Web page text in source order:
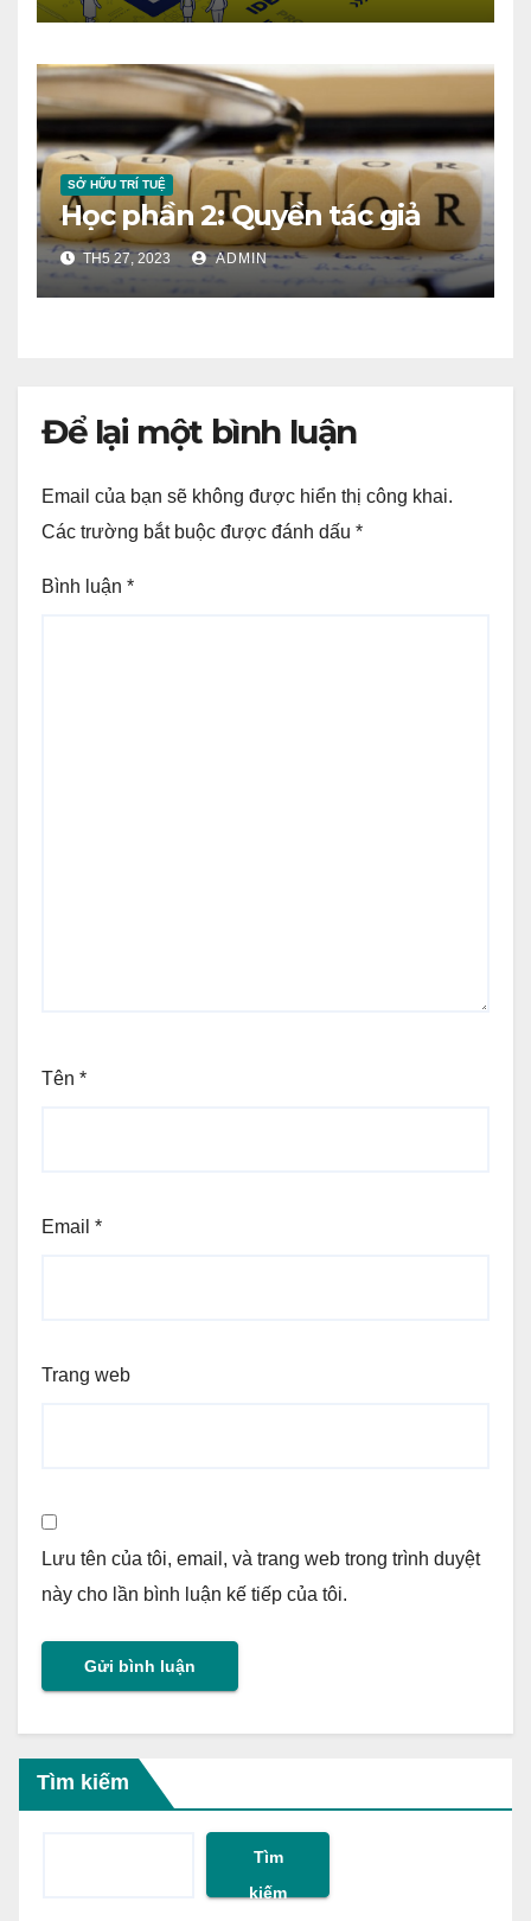
SỞ HỮU TRÍ TUỆ
Học phần 2: Quyền tác giả
TH5 27, 2023 ADMIN
Để lại một bình luận
Email của bạn sẽ không được hiển thị công khai.
Các trường bắt buộc được đánh dấu *
Bình luận *
Tên *
Email *
Trang web
Lưu tên của tôi, email, và trang web trong trình duyệt
này cho lần bình luận kế tiếp của tôi.
Tìm kiếm
Tìm
kiếm